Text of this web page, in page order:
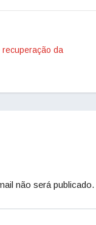
recuperação da
não será publicado.